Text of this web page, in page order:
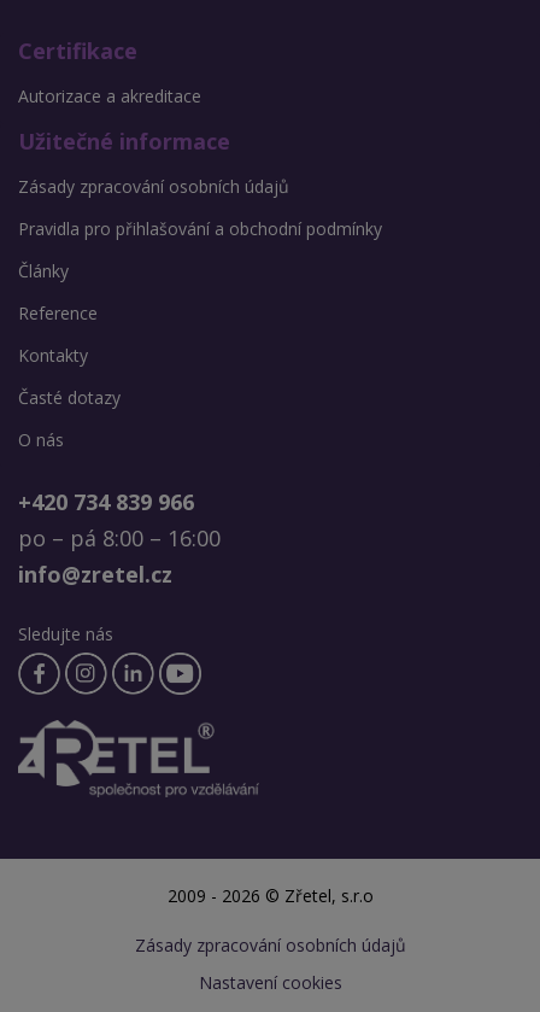
Certifikace
Autorizace a akreditace
Užitečné informace
Zásady zpracování osobních údajů
Pravidla pro přihlašování a obchodní podmínky
Články
Reference
Kontakty
Časté dotazy
O nás
+420 734 839 966
po – pá 8:00 – 16:00
info@zretel.cz
Sledujte nás
2009 - 2026 © Zřetel, s.r.o
Zásady zpracování osobních údajů
Nastavení cookies